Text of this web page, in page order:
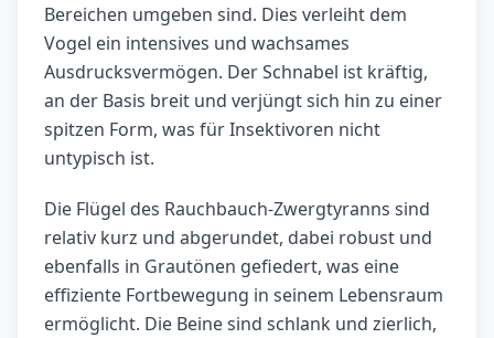
Bereichen umgeben sind. Dies verleiht dem
Vogel ein intensives und wachsames
Ausdrucksvermögen. Der Schnabel ist kräftig,
an der Basis breit und verjüngt sich hin zu einer
spitzen Form, was für Insektivoren nicht
untypisch ist.
Die Flügel des Rauchbauch-Zwergtyranns sind
relativ kurz und abgerundet, dabei robust und
ebenfalls in Grautönen gefiedert, was eine
effiziente Fortbewegung in seinem Lebensraum
ermöglicht. Die Beine sind schlank und zierlich,